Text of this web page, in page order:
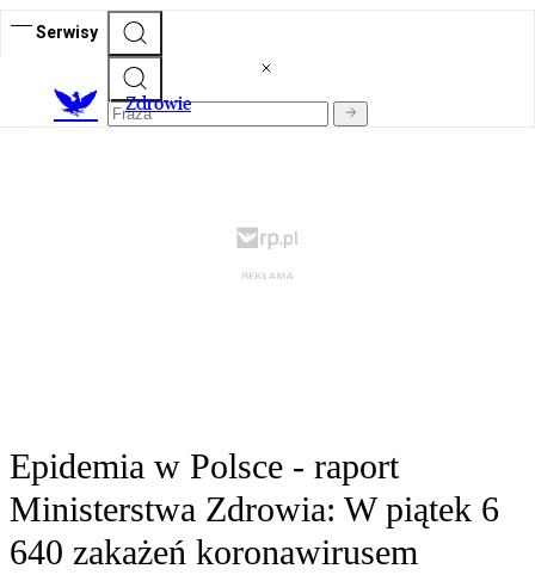
Serwisy
Zdrowie
Epidemia w Polsce - raport
Ministerstwa Zdrowia: W piątek 6
640 zakażeń koronawirusem